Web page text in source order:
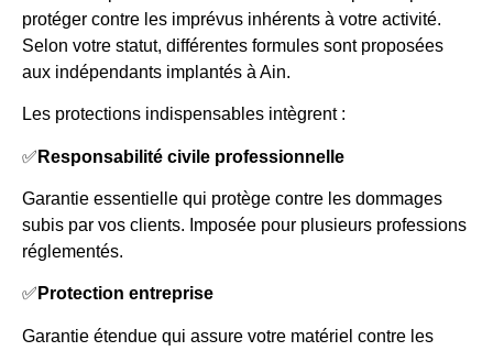
protéger contre les imprévus inhérents à votre activité.
Selon votre statut, différentes formules sont proposées
aux indépendants implantés à Ain.
Les protections indispensables intègrent :
✅ Responsabilité civile professionnelle
Garantie essentielle qui protège contre les dommages
subis par vos clients. Imposée pour plusieurs professions
réglementés.
✅ Protection entreprise
Garantie étendue qui assure votre matériel contre les